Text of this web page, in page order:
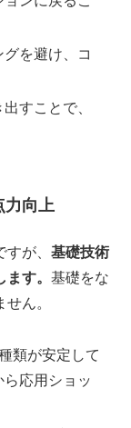
を避け、コ
すことで、
力向上
が、 基礎技術
す。 基礎をな
ん。
類が安定して
応用ショッ